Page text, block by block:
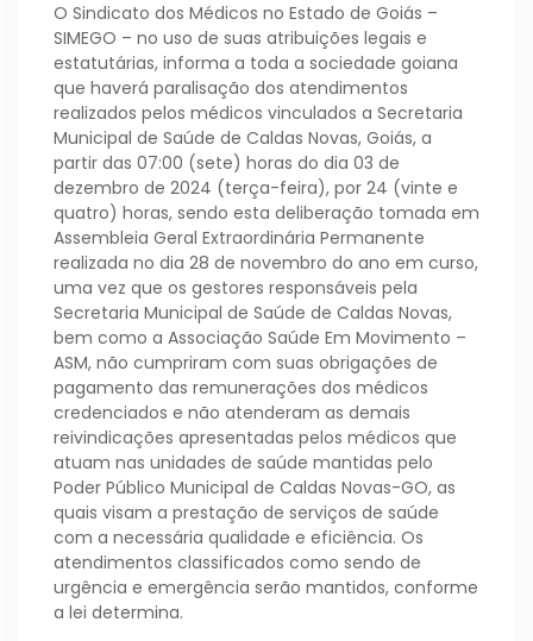
O Sindicato dos Médicos no Estado de Goiás –
SIMEGO – no uso de suas atribuições legais e
estatutárias, informa a toda a sociedade goiana
que haverá paralisação dos atendimentos
realizados pelos médicos vinculados a Secretaria
Municipal de Saúde de Caldas Novas, Goiás, a
partir das 07:00 (sete) horas do dia 03 de
dezembro de 2024 (terça-feira), por 24 (vinte e
quatro) horas, sendo esta deliberação tomada em
Assembleia Geral Extraordinária Permanente
realizada no dia 28 de novembro do ano em curso,
uma vez que os gestores responsáveis pela
Secretaria Municipal de Saúde de Caldas Novas,
bem como a Associação Saúde Em Movimento –
ASM, não cumpriram com suas obrigações de
pagamento das remunerações dos médicos
credenciados e não atenderam as demais
reivindicações apresentadas pelos médicos que
atuam nas unidades de saúde mantidas pelo
Poder Público Municipal de Caldas Novas-GO, as
quais visam a prestação de serviços de saúde
com a necessária qualidade e eficiência. Os
atendimentos classificados como sendo de
urgência e emergência serão mantidos, conforme
a lei determina.